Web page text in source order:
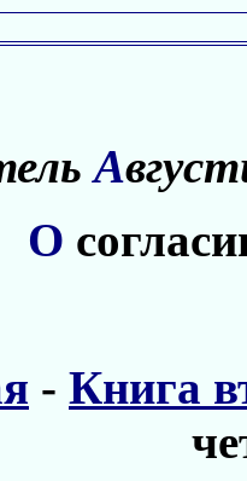
А
О
- Книга